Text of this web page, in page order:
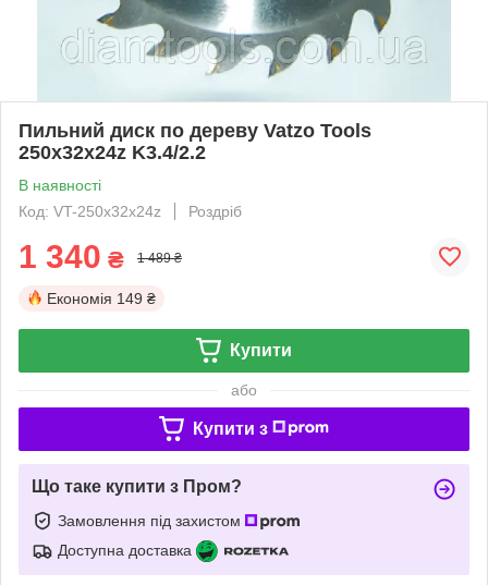
Пильний диск по дереву Vatzo Tools
250x32x24z K3.4/2.2
В наявності
Код: VT-250x32x24z
Роздріб
1 340 ₴ 1 489 ₴
Економія 149 ₴
Купити
або
Купити з
Що таке купити з Пром?
Замовлення під захистом
Доступна доставка